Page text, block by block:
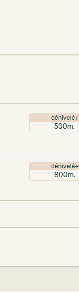
dénivelé+
500m.
dénivelé+
800m.